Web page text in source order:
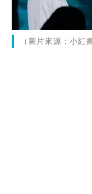
（圖片來源：小紅